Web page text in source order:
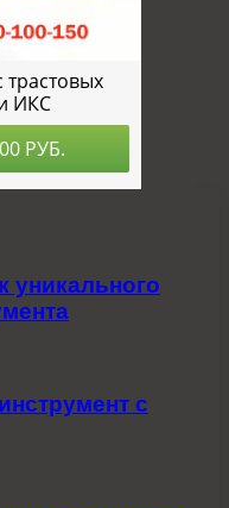
уникального
с